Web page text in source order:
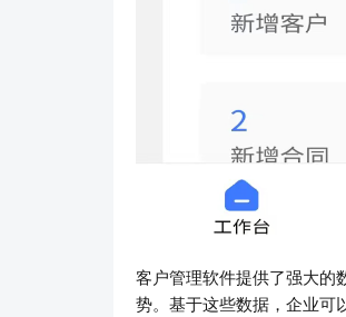
客户管理软件提供了强大的
势。基于这些数据，企业可